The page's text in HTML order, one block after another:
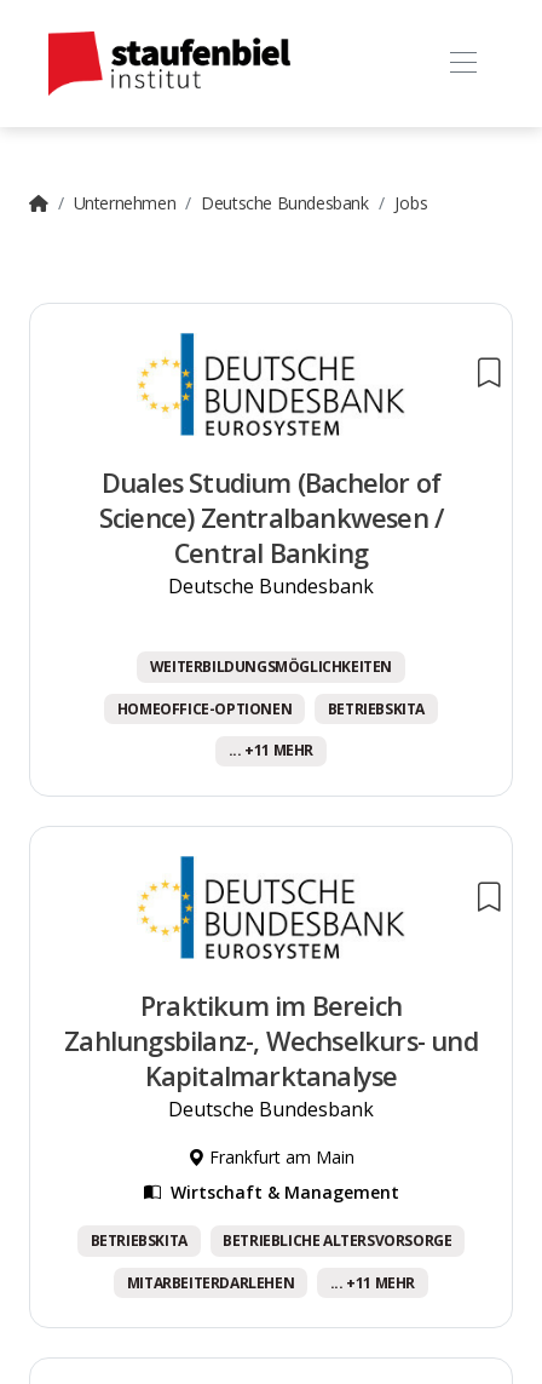
Unternehmen Deutsche Bundesbank Jobs
Duales Studium (Bachelor of
Science) Zentralbankwesen /
Central Banking
Deutsche Bundesbank
WEITERBILDUNGSMÖGLICHKEITEN
HOMEOFFICE-OPTIONEN BETRIEBSKITA
... +11 MEHR
Praktikum im Bereich
Zahlungsbilanz-, Wechselkurs- und
Kapitalmarktanalyse
Deutsche Bundesbank
Frankfurt am Main
Wirtschaft & Management
BETRIEBSKITA BETRIEBLICHE ALTERSVORSORGE
MITARBEITERDARLEHEN ... +11 MEHR